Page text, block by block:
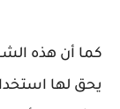
كما أن هذه
يحق لها